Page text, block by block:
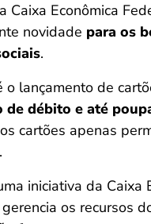
Caixa Econômica
novidade para os
.
o lançamento de
de débito e até
cartões apenas
iniciativa da Caixa
os recursos